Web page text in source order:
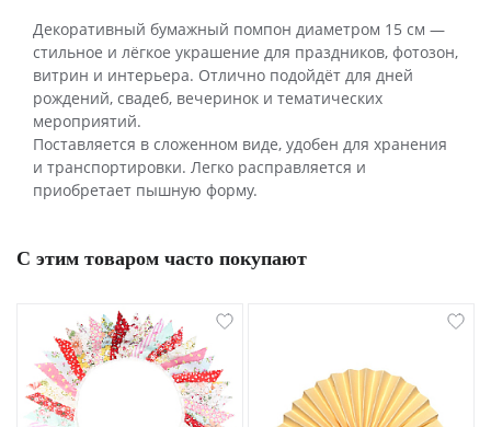
Декоративный бумажный помпон диаметром 15 см —
стильное и лёгкое украшение для праздников, фотозон,
витрин и интерьера. Отлично подойдёт для дней
рождений, свадеб, вечеринок и тематических
мероприятий.
Поставляется в сложенном виде, удобен для хранения
и транспортировки. Легко расправляется и
приобретает пышную форму.
С этим товаром часто покупают